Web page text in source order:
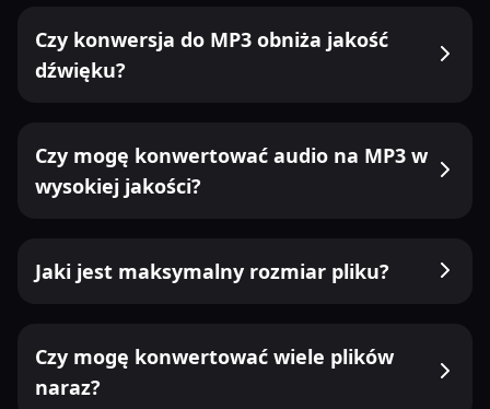
Czy konwersja do MP3 obniża jakość
dźwięku?
Czy mogę konwertować audio na MP3 w
wysokiej jakości?
Jaki jest maksymalny rozmiar pliku?
Czy mogę konwertować wiele plików
naraz?